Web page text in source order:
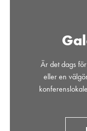
Är det dags
eller en